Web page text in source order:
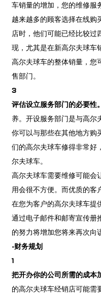
车销量的增加，您的维修服
越来越多的顾客选择在线购
店时，他们可能已经比较过
现，尤其是在新高尔夫球车
高尔夫球车的整体销量，您
售部门。
3
评估设立服务部门的必要性。
养。开设服务部门是与高尔
你可以与那些在其他地方购
们的高尔夫球车修得非常好
尔夫球车。
高尔夫球车需要维修可能会
用会很不方便。而优质的客
在您为客户的高尔夫球车提
通过电子邮件和邮寄宣传册
的努力将增加您将来再次向
-财务规划
1
把开办你的公司所需的成本
的高尔夫球车经销店可能需